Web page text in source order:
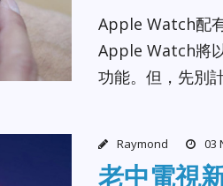
Apple Watch配
Apple Watch將
功能。但，先別
Raymond 03
老中電視